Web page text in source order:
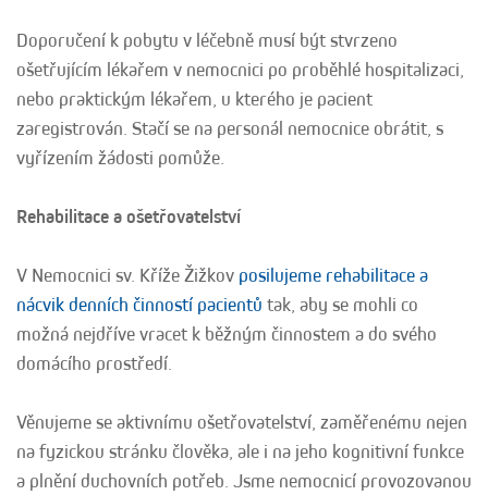
Doporučení k pobytu v léčebně musí být stvrzeno
ošetřujícím lékařem v nemocnici po proběhlé hospitalizaci,
nebo praktickým lékařem, u kterého je pacient
zaregistrován. Stačí se na personál nemocnice obrátit, s
vyřízením žádosti pomůže.
Rehabilitace a ošetřovatelství
V Nemocnici sv. Kříže Žižkov posilujeme rehabilitace a
nácvik denních činností pacientů tak, aby se mohli co
možná nejdříve vracet k běžným činnostem a do svého
domácího prostředí.
Věnujeme se aktivnímu ošetřovatelství, zaměřenému nejen
na fyzickou stránku člověka, ale i na jeho kognitivní funkce
a plnění duchovních potřeb. Jsme nemocnicí provozovanou